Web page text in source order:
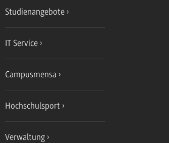
Studienangebote
IT Service
Campusmensa
Hochschulsport
Verwaltung